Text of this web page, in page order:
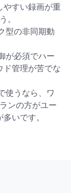
やすい録画が重
。
型の非同期動
が必須でハー
管理が苦でな
使うなら、ワ
ンの方がユー
いです。